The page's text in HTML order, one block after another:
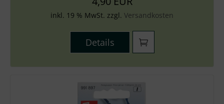
inkl. 19 % MwSt. zzgl. Versandkosten
Details